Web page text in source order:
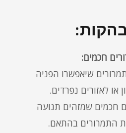
חכמים:
שיאפשרו הפניה
או לאזורים נפרדים.
חכמים שמזהים תנועה
התמרורים בהתאם.